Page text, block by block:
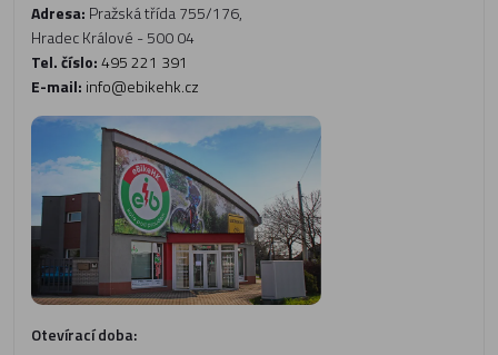
Adresa: Pražská třída 755/176,
Hradec Králové - 500 04
Tel. číslo:495 221 391
E-mail: info@ebikehk.cz
Otevírací doba: